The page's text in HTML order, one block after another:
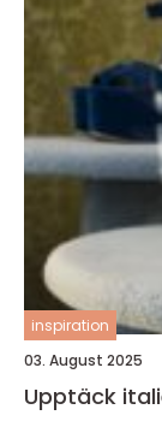
inspiration
03. August 2025
Upptäck